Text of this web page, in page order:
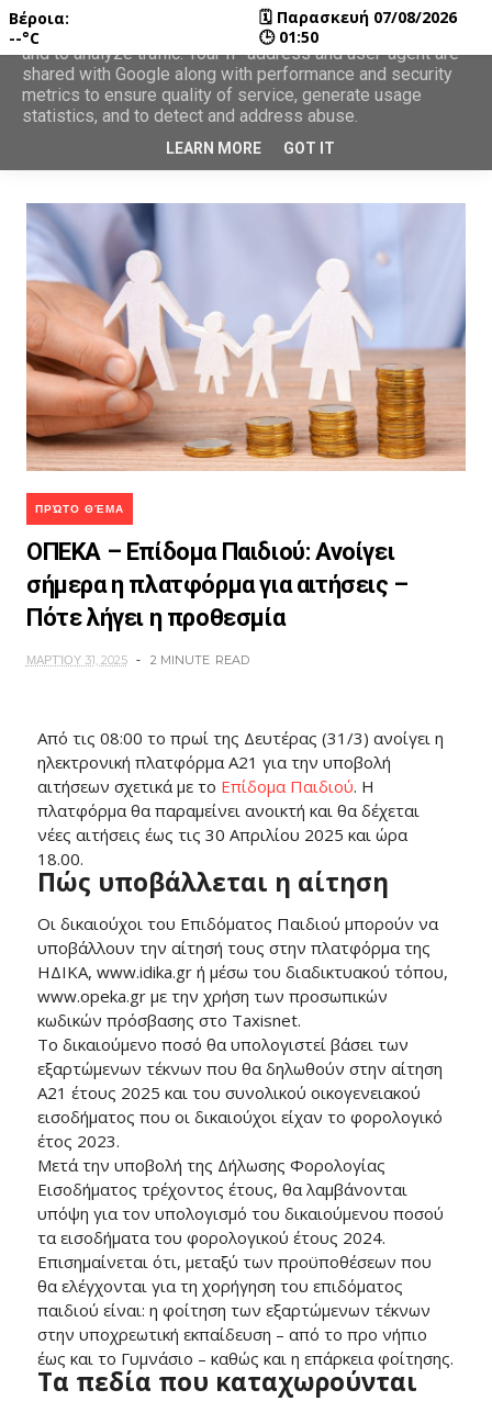
ΠΡΏΤΟ ΘΈΜΑ
ΟΠΕΚΑ – Επίδομα Παιδιού: Ανοίγει
σήμερα η πλατφόρμα για αιτήσεις –
Πότε λήγει η προθεσμία
ΜΑΡΤΊΟΥ 31, 2025 2 MINUTE READ
Από τις 08:00 το πρωί της Δευτέρας (31/3) ανοίγει η
ηλεκτρονική πλατφόρμα Α21 για την υποβολή
αιτήσεων σχετικά με το Επίδομα Παιδιού. Η
πλατφόρμα θα παραμείνει ανοικτή και θα δέχεται
νέες αιτήσεις έως τις 30 Απριλίου 2025 και ώρα
18.00.
Πώς υποβάλλεται η αίτηση
Οι δικαιούχοι του Επιδόματος Παιδιού μπορούν να
υποβάλλουν την αίτησή τους στην πλατφόρμα της
ΗΔΙΚΑ, www.idika.gr ή μέσω του διαδικτυακού τόπου,
www.opeka.gr με την χρήση των προσωπικών
κωδικών πρόσβασης στο Taxisnet.
Το δικαιούμενο ποσό θα υπολογιστεί βάσει των
εξαρτώμενων τέκνων που θα δηλωθούν στην αίτηση
Α21 έτους 2025 και του συνολικού οικογενειακού
εισοδήματος που οι δικαιούχοι είχαν το φορολογικό
έτος 2023.
Μετά την υποβολή της Δήλωσης Φορολογίας
Εισοδήματος τρέχοντος έτους, θα λαμβάνονται
υπόψη για τον υπολογισμό του δικαιούμενου ποσού
τα εισοδήματα του φορολογικού έτους 2024.
Επισημαίνεται ότι, μεταξύ των προϋποθέσεων που
θα ελέγχονται για τη χορήγηση του επιδόματος
παιδιού είναι: η φοίτηση των εξαρτώμενων τέκνων
στην υποχρεωτική εκπαίδευση – από το προ νήπιο
έως και το Γυμνάσιο – καθώς και η επάρκεια φοίτησης.
Τα πεδία που καταχωρούνται
Βέροια:
--°C
🗓 Παρασκευή 07/08/2026
🕒 01:50
This site uses cookies from Google to deliver its services
and to analyze traffic. Your IP address and user-agent are
shared with Google along with performance and security
metrics to ensure quality of service, generate usage
statistics, and to detect and address abuse.
LEARN MORE GOT IT